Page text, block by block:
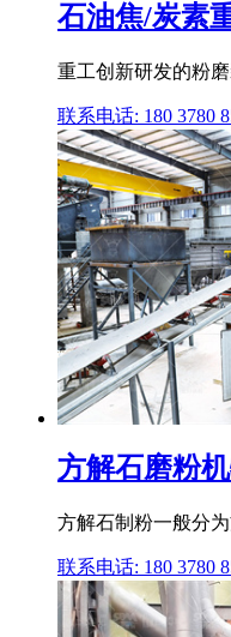
石油焦/炭素
重工创新研发的粉
联系电话: 180 3780
方解石磨粉
方解石制粉一般分
联系电话: 180 3780